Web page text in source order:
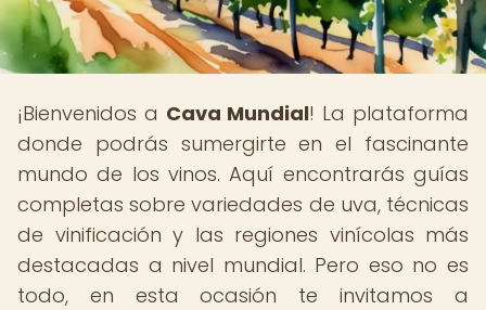
¡Bienvenidos a Cava Mundial! La plataforma
donde podrás sumergirte en el fascinante
mundo de los vinos. Aquí encontrarás guías
completas sobre variedades de uva, técnicas
de vinificación y las regiones vinícolas más
destacadas a nivel mundial. Pero eso no es
todo, en esta ocasión te invitamos a